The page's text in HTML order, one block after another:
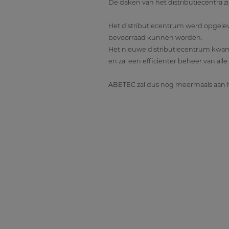
De daken van het distributiecentra
Het distributiecentrum werd
bevoorraad kunnen worden.
Het nieuwe distributiecentrum
en zal een efficiënter beheer van
ABETEC zal dus nog meermaals